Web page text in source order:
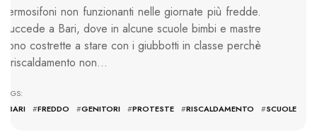
Termosifoni non funzionanti nelle giornate più fredde.
Succede a Bari, dove in alcune scuole bimbi e mastre
sono costrette a stare con i giubbotti in classe perchè
il riscaldamento non…
TAGS:
BARI #FREDDO #GENITORI #PROTESTE #RISCALDAMENTO #SCUOLE